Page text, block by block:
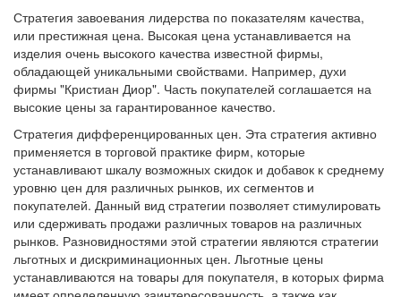
Стратегия завоевания лидерства по показателям качества,
или престижная цена. Высокая цена устанавливается на
изделия очень высокого качества известной фирмы,
обладающей уникальными свойствами. Например, духи
фирмы "Кристиан Диор". Часть покупателей соглашается на
высокие цены за гарантированное качество.
Стратегия дифференцированных цен. Эта стратегия активно
применяется в торговой практике фирм, которые
устанавливают шкалу возможных скидок и добавок к среднему
уровню цен для различных рынков, их сегментов и
покупателей. Данный вид стратегии позволяет стимулировать
или сдерживать продажи различных товаров на различных
рынков. Разновидностями этой стратегии являются стратегии
льготных и дискриминационных цен. Льготные цены
устанавливаются на товары для покупателя, в которых фирма